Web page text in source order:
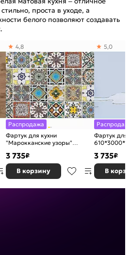
проста в уходе, а
белого позволяют создавать
Распродажа
Фартук для кухни
"Марокканские узоры"
4,8
3 735₽
В корзину
Фартук для
610*3000*2
5,0
3 735₽
В